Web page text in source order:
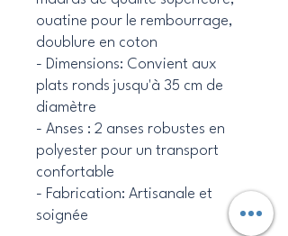
ouatine pour le rembourrage,
doublure en coton
- Dimensions: Convient aux
plats ronds jusqu'à 35 cm de
diamètre
- Anses : 2 anses robustes en
polyester pour un transport
confortable
- Fabrication: Artisanale et
soignée